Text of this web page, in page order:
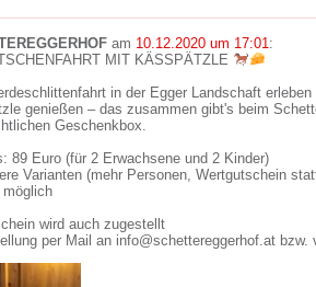
am 10.12.2020 um 17:01:
MIT KÄSSPÄTZLE
in der Egger Landschaft
genießen – das zusammen gibt's beim
Geschenkbox.
89 Euro (für 2 Erwachsene und 2 Kinder)
Varianten (mehr Personen, Wertgutschein
möglich
wird auch zugestellt
per Mail an info@schettereggerhof.at bzw.